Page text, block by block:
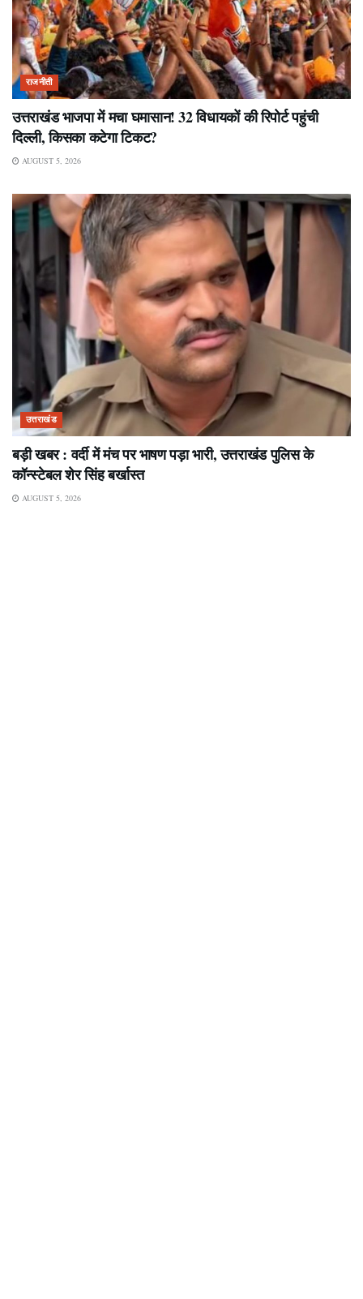
राजनीती
उत्तराखंड भाजपा में मचा घमासान! 32 विधायकों की रिपोर्ट पहुंची
दिल्ली, किसका कटेगा टिकट?
AUGUST 5, 2026
उत्तराखंड
बड़ी खबर : वर्दी में मंच पर भाषण पड़ा भारी, उत्तराखंड पुलिस के
कॉन्स्टेबल शेर सिंह बर्खास्त
AUGUST 5, 2026